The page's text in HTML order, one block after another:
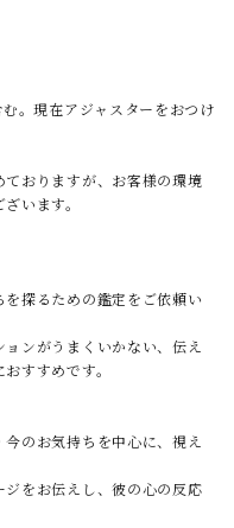
。現在アジャスターをおつけ
おりますが、お客様の環境
います。
探るための鑑定をご依頼い
ンがうまくいかない、伝え
すすめです。
のお気持ちを中心に、視え
をお伝えし、彼の心の反応